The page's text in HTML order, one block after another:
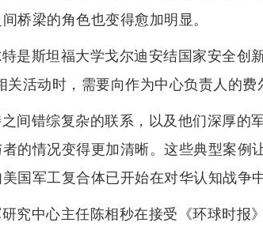
桥梁的角色也变得愈加明显。
是斯坦福大学戈尔迪安结国家安全创
关活动时，需要向作为中心负责人的费
间错综复杂的联系，以及他们深厚的
的情况变得更加清晰。这些典型案例
国军工复合体已开始在对华认知战争
究中心主任陈相秒在接受《环球时报